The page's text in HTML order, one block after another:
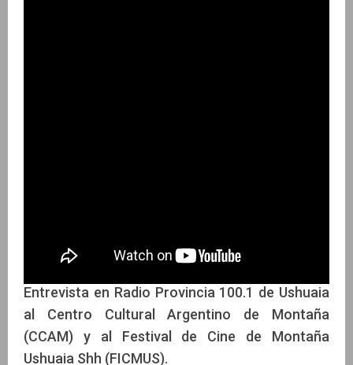
Entrevista en Radio Provincia 100.1 de Ushuaia
al Centro Cultural Argentino de Montaña
(CCAM) y al Festival de Cine de Montaña
Ushuaia Shh (FICMUS).